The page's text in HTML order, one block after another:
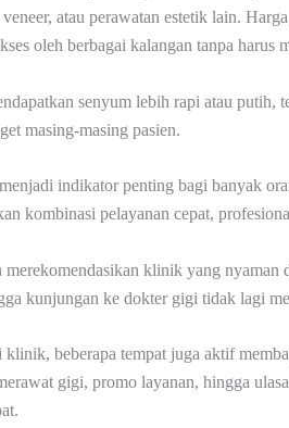
veneer, atau perawatan estetik lain.
oleh berbagai kalangan tanpa harus
senyum lebih rapi atau putih,
masing-masing pasien.
indikator penting bagi banyak
kombinasi pelayanan cepat,
merekomendasikan klinik yang nyaman
kunjungan ke dokter gigi tidak lagi
klinik, beberapa tempat juga aktif
gigi, promo layanan, hingga